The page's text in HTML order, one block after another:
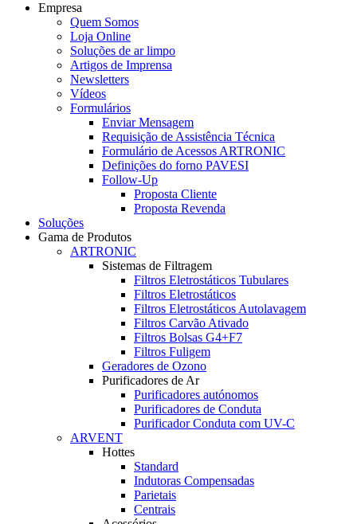
Empresa
Quem Somos
Loja Online
Soluções de ar limpo
Artigos de Imprensa
Newsletters
Vídeos
Formulários
Enviar Mensagem
Requisição de Assistência Técnica
Formulário de Acessos ARTRONIC
Definições do forno PAVESI
Follow-Up
Proposta Cliente
Proposta Revenda
Soluções
Gama de Produtos
ARTRONIC
Sistemas de Filtragem
Filtros Eletrostáticos Tubulares
Filtros Eletrostáticos
Filtros Eletrostáticos Autolavagem
Filtros Carvão Ativado
Filtros Bolsas G4+F7
Filtros Fuligem
Geradores de Ozono
Purificadores de Ar
Purificadores autónomos
Purificadores de Conduta
Purificador Conduta com UV-C
ARVENT
Hottes
Standard
Indutoras Compensadas
Parietais
Centrais